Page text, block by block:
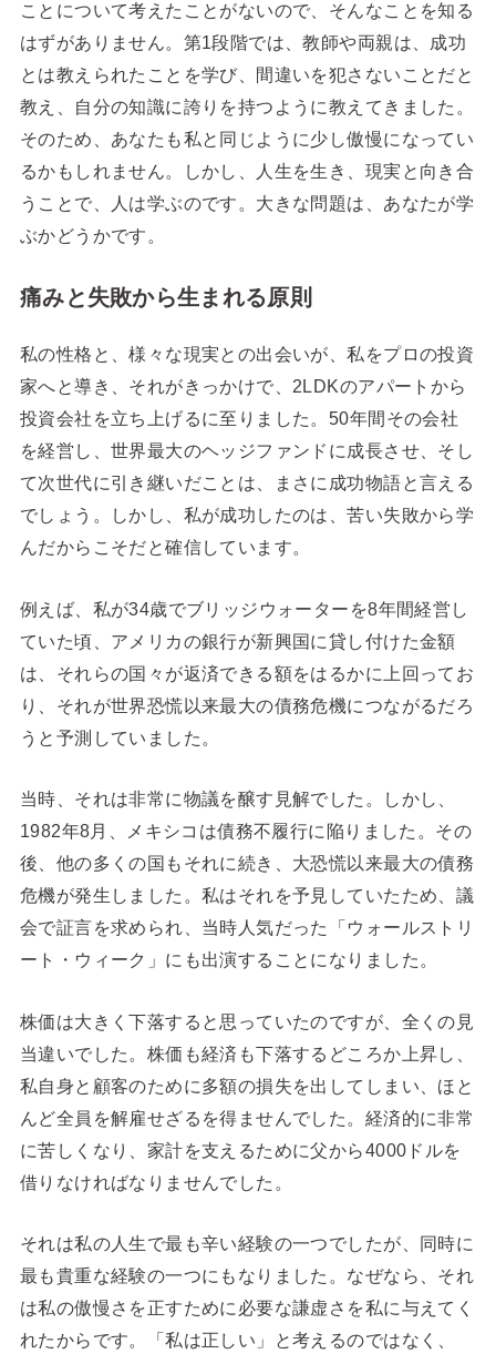
ことについて考えたことがないので、そんなことを知る
はずがありません。第1段階では、教師や両親は、成功
とは教えられたことを学び、間違いを犯さないことだと
教え、自分の知識に誇りを持つように教えてきました。
そのため、あなたも私と同じように少し傲慢になってい
るかもしれません。しかし、人生を生き、現実と向き合
うことで、人は学ぶのです。大きな問題は、あなたが学
ぶかどうかです。
痛みと失敗から生まれる原則
私の性格と、様々な現実との出会いが、私をプロの投資
家へと導き、それがきっかけで、2LDKのアパートから
投資会社を立ち上げるに至りました。50年間その会社
を経営し、世界最大のヘッジファンドに成長させ、そし
て次世代に引き継いだことは、まさに成功物語と言える
でしょう。しかし、私が成功したのは、苦い失敗から学
んだからこそだと確信しています。
例えば、私が34歳でブリッジウォーターを8年間経営し
ていた頃、アメリカの銀行が新興国に貸し付けた金額
は、それらの国々が返済できる額をはるかに上回ってお
り、それが世界恐慌以来最大の債務危機につながるだろ
うと予測していました。
当時、それは非常に物議を醸す見解でした。しかし、
1982年8月、メキシコは債務不履行に陥りました。その
後、他の多くの国もそれに続き、大恐慌以来最大の債務
危機が発生しました。私はそれを予見していたため、議
会で証言を求められ、当時人気だった「ウォールストリ
ート・ウィーク」にも出演することになりました。
株価は大きく下落すると思っていたのですが、全くの見
当違いでした。株価も経済も下落するどころか上昇し、
私自身と顧客のために多額の損失を出してしまい、ほと
んど全員を解雇せざるを得ませんでした。経済的に非常
に苦しくなり、家計を支えるために父から4000ドルを
借りなければなりませんでした。
それは私の人生で最も辛い経験の一つでしたが、同時に
最も貴重な経験の一つにもなりました。なぜなら、それ
は私の傲慢さを正すために必要な謙虚さを私に与えてく
れたからです。「私は正しい」と考えるのではなく、